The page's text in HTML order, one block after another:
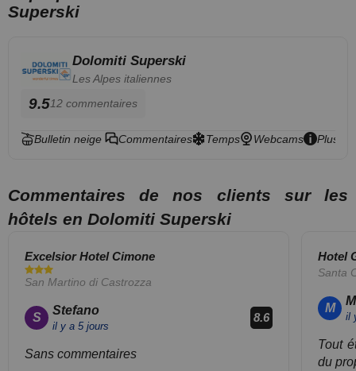
il dispose de salles de réunion.
Les voyageurs apprécieront les
Grand Hotel Savoia peut facturer
certains de ces services.
Superski
Dolomiti Superski
Les Alpes italiennes
9.512 commentaires
Bulletin neige Commentaires Temps Webcams Plus
Commentaires de nos clients sur les
hôtels en Dolomiti Superski
Excelsior Hotel Cimone
San Martino di Castrozza
S
Stefano
il y a 5 jours
8.6
Sans commentaires
Hotel
Santa
M
il
Tout
du